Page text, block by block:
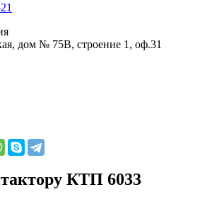
дом № 75В, строение 1, оф.31
КТП 6033